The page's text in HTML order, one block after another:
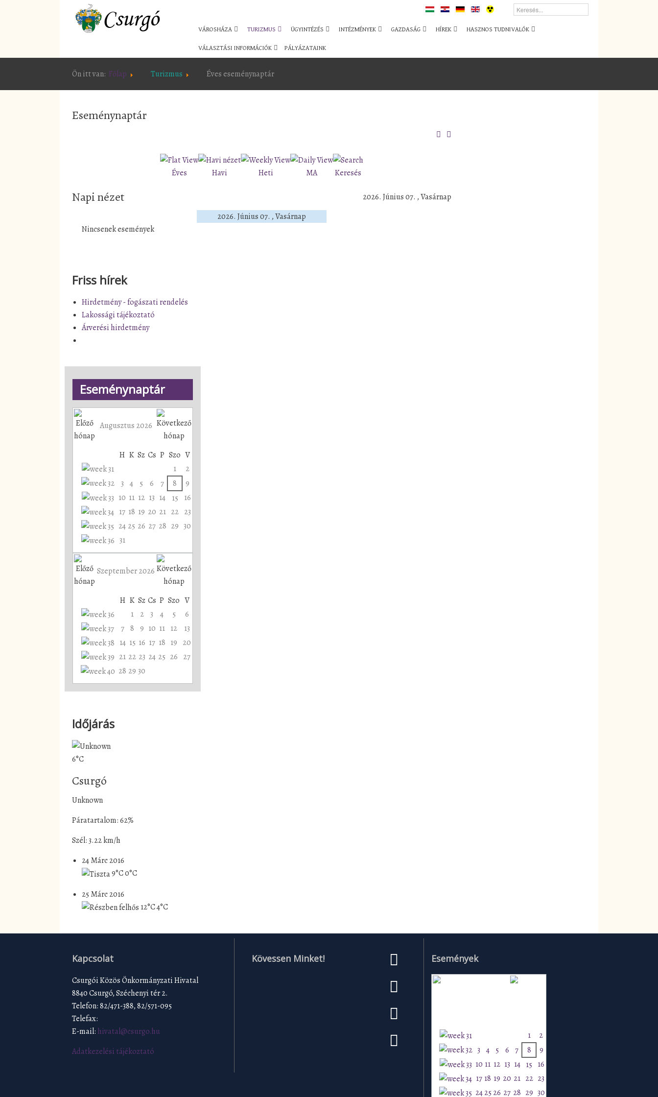
VÁROSHÁZA TURIZMUS ÜGYINTÉZÉS INTÉZMÉNYEK GAZDASÁG HÍREK HASZNOS TUDNIVALÓK
VÁLASZTÁSI INFORMÁCIÓK PÁLYÁZATAINK
Ön itt van: Főlap Turizmus Éves eseménynaptár
Eseménynaptár
Éves Havi Heti MA Keresés
Napi nézet
2026. Június 07. , Vasárnap
2026. Június 07. , Vasárnap
Nincsenek események
Friss hírek
Hirdetmény - fogászati rendelés
Lakossági tájékoztató
Árverési hirdetmény
Eseménynaptár
Augusztus 2026
H K Sz Cs P Szo V
1
2
3 4 5 6 7 8
9
10 11 12 13 14 15
16
17 18 19 20 21 22 23
24 25 26 27 28 29 30
31
Szeptember 2026
H K Sz Cs P Szo V
1
2 3 4 5
6
7 8 9 10 11 12
13
14 15 16 17 18 19 20
21 22 23 24 25 26 27
28 29 30
Időjárás
6°C
Csurgó
Unknown
Páratartalom: 62%
Szél: 3.22 km/h
24 Márc 2016
9°C0°C
25 Márc 2016
12°C4°C
Kapcsolat
Csurgói Közös Önkormányzati Hivatal
8840 Csurgó, Széchenyi tér 2.
Telefon: 82/471-388, 82/571-095
Telefax:
E-mail: hivatal@csurgo.hu
Adatkezelési tájékoztató
Kövessen Minket! Események
1
2
3 4 5 6 7 8
9
10 11 12 13 14 15 16
17 18 19 20 21 22 23
242526 27 28 29 30